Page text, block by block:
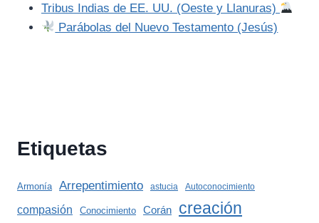
Tribus Indias de EE. UU. (Oeste y Llanuras)
Parábolas del Nuevo Testamento (Jesús)
Etiquetas
Armonía Arrepentimiento astucia Autoconocimiento
compasión Conocimiento Corán creación